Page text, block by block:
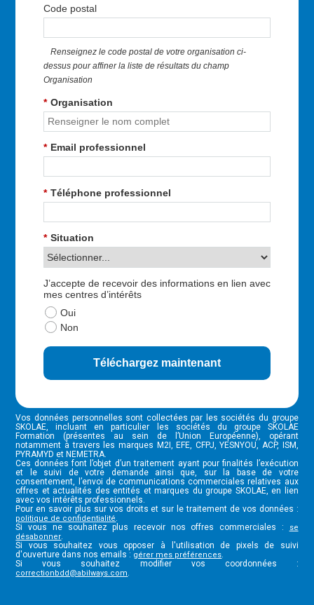
Code postal
Renseignez le code postal de votre organisation ci-
dessus pour affiner la liste de résultats du champ
Organisation
* Organisation
* Email professionnel
* Téléphone professionnel
* Situation
J’accepte de recevoir des informations en lien avec
mes centres d’intérêts
Oui
Non
Téléchargez maintenant
Vos données personnelles sont collectées par les sociétés du groupe
SKOLAE, incluant en particulier les sociétés du groupe SKOLAE
Formation (présentes au sein de l’Union Européenne), opérant
notamment à travers les marques M2I, EFE, CFPJ, YESNYOU, ACP, ISM,
PYRAMYD et NEMETRA.
Ces données font l’objet d’un traitement ayant pour finalités l’exécution
et le suivi de votre demande ainsi que, sur la base de votre
consentement, l’envoi de communications commerciales relatives aux
offres et actualités des entités et marques du groupe SKOLAE, en lien
avec vos intérêts professionnels.
Pour en savoir plus sur vos droits et sur le traitement de vos données :
politique de confidentialité.
Si vous ne souhaitez plus recevoir nos offres commerciales :
se
désabonner.
Si vous souhaitez vous opposer à l'utilisation de pixels de suivi
d'ouverture dans nos emails : gérer mes préférences.
Si vous souhaitez modifier vos coordonnées :
correctionbdd@abilways.com.